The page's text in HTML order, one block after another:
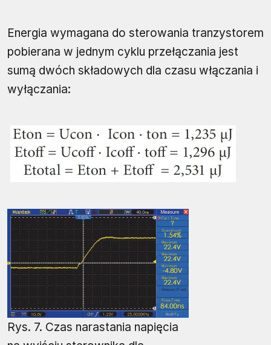
Energia wymagana do sterowania tranzystorem
pobierana w jednym cyklu przełączania jest
sumą dwóch składowych dla czasu włączania i
wyłączania:
Rys. 7. Czas narastania napięcia